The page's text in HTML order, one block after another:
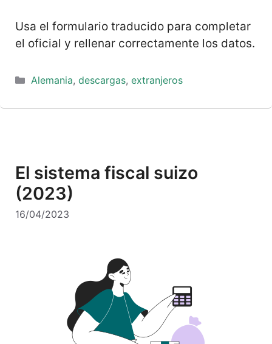
Usa el formulario traducido para completar
el oficial y rellenar correctamente los datos.
Categorías
Alemania, descargas, extranjeros
El sistema fiscal suizo
(2023)
16/04/2023